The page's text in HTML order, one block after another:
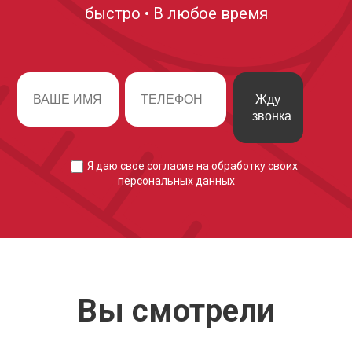
быстро • В любое время
Жду
звонка
Я даю свое согласие на обработку своих
персональных данных
Вы смотрели